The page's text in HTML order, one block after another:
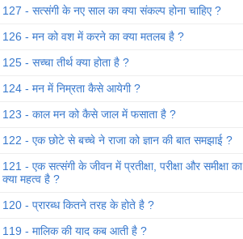
127 - सत्संगी के नए साल का क्या संकल्प होना चाहिए ?
126 - मन को वश में करने का क्या मतलब है ?
125 - सच्चा तीर्थ क्या होता है ?
124 - मन में निम्रता कैसे आयेगी ?
123 - काल मन को कैसे जाल में फसाता है ?
122 - एक छोटे से बच्चे ने राजा को ज्ञान की बात समझाई ?
121 - एक सत्संगी के जीवन में प्रतीक्षा, परीक्षा और समीक्षा का
क्या महत्व है ?
120 - प्रारब्ध कितने तरह के होते है ?
119 - मालिक की याद कब आती है ?